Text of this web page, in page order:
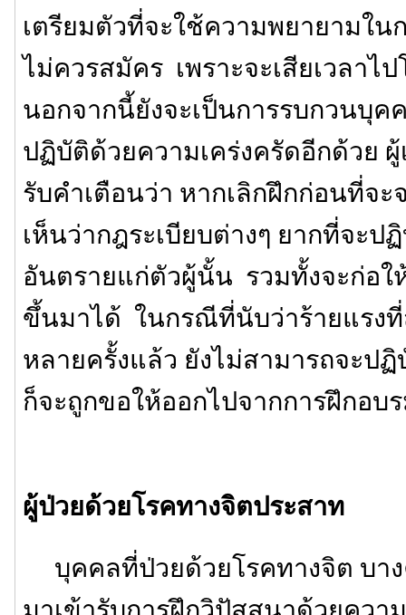
เตรียมตัวที่จะใช้ความพยายามใน
ไม่ควรสมัคร เพราะจะเสียเวลาไ
นอกจากนี้ยังจะเป็นการรบกวนบุค
ปฏิบัติด้วยความเคร่งครัดอีกด้วย ผู้
รับคำเตือนว่า หากเลิกฝึกก่อนที่จะ
เห็นว่ากฎระเบียบต่างๆ ยากที่จะป
อันตรายแก่ตัวผู้นั้น รวมทั้งจะก่อใ
ขึ้นมาได้ ในกรณีที่นับว่าร้ายแรงที่
หลายครั้งแล้ว ยังไม่สามารถจะป
ก็จะถูกขอให้ออกไปจากการฝึกอบ
ผู้ป่วยด้วยโรคทางจิตประสาท
บุคคลที่ป่วยด้วยโรคทางจิต บาง
มาเข้ารับการฝึกวิปัสสนาด้วยควา